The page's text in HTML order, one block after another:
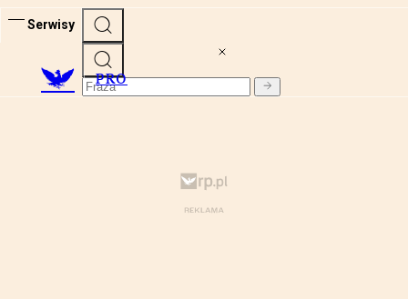
Serwisy
PRO